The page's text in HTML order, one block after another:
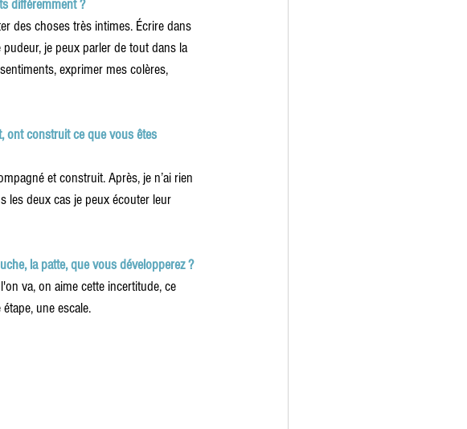
différemment ?
des choses très intimes. Écrire dans
je peux parler de tout dans la
exprimer mes colères,
ont construit ce que vous êtes
et construit. Après, je n’ai rien
les deux cas je peux écouter leur
la patte, que vous développerez ?
va, on aime cette incertitude, ce
une escale.